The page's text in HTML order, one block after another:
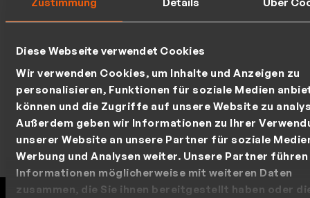
Diese Webseite verwendet Cookies
Wir verwenden Cookies, um Inhalte und Anzeigen zu
personalisieren, Funktionen für soziale Medien
können und die Zugriffe auf unsere Website zu
Außerdem geben wir Informationen zu Ihrer
unserer Website an unsere Partner für soziale
Werbung und Analysen weiter. Unsere Partner
Informationen möglicherweise mit weiteren Daten
zusammen, die Sie ihnen bereitgestellt haben oder